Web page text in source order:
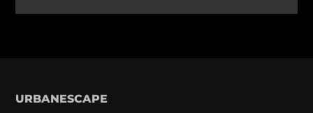
URBANESCAPE